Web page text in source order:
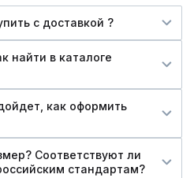
c доставкой ?
найти в каталоге
как оформить
Соответствуют ли
стандартам?